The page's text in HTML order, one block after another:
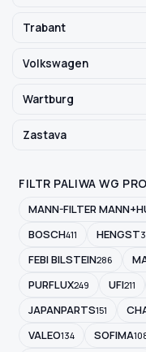
Trabant
Volkswagen
Wartburg
Zastava
FILTR PALIWA WG
MANN-FILTER
BOSCH411 HENGST
FEBI BILSTEIN286
PURFLUX249 UFI211
JAPANPARTS151
VALEO134 SOFIMA